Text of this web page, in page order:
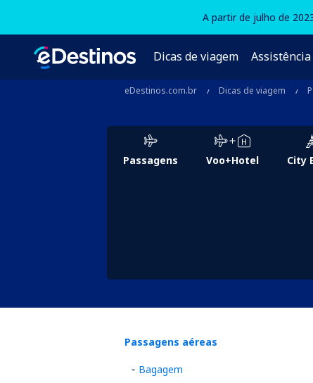
A partir de julho de
Dicas de viagem
eDestinos.com.br Dicas de viagem
Passagens Voo+Hotel City
Passagens aéreas
Bagagem